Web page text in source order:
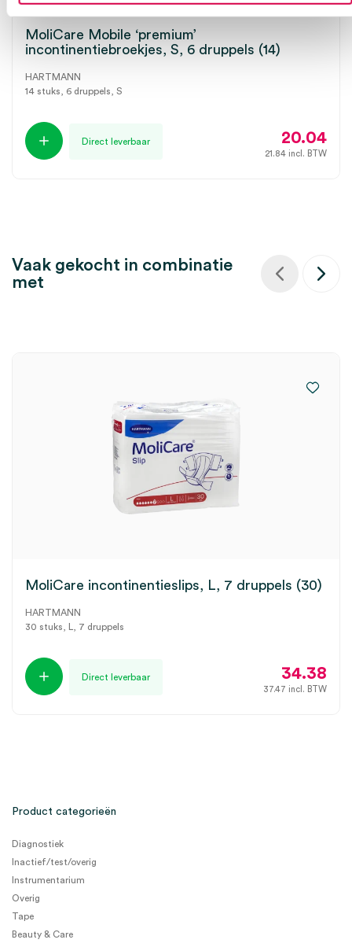
MoliCare Mobile ‘premium’
incontinentiebroekjes, S, 6 druppels (14)
HARTMANN
14 stuks, 6 druppels, S
Direct leverbaar 20.04
21.84 incl. BTW
Vaak gekocht in combinatie
met
MoliCare incontinentieslips, L, 7 druppels (30)
HARTMANN
30 stuks, L, 7 druppels
Direct leverbaar 34.38
37.47 incl. BTW
Product categorieën
Diagnostiek
Inactief/test/overig
Instrumentarium
Overig
Tape
Beauty & Care